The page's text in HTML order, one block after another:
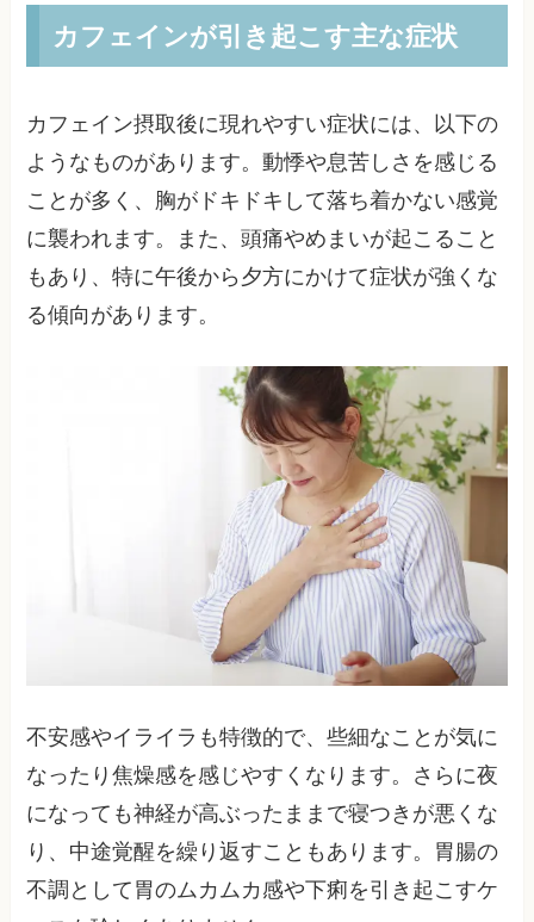
カフェインが引き起こす主な症状
カフェイン摂取後に現れやすい症状には、以下の
ようなものがあります。動悸や息苦しさを感じる
ことが多く、胸がドキドキして落ち着かない感覚
に襲われます。また、頭痛やめまいが起こること
もあり、特に午後から夕方にかけて症状が強くな
る傾向があります。
不安感やイライラも特徴的で、些細なことが気に
なったり焦燥感を感じやすくなります。さらに夜
になっても神経が高ぶったままで寝つきが悪くな
り、中途覚醒を繰り返すこともあります。胃腸の
不調として胃のムカムカ感や下痢を引き起こすケ